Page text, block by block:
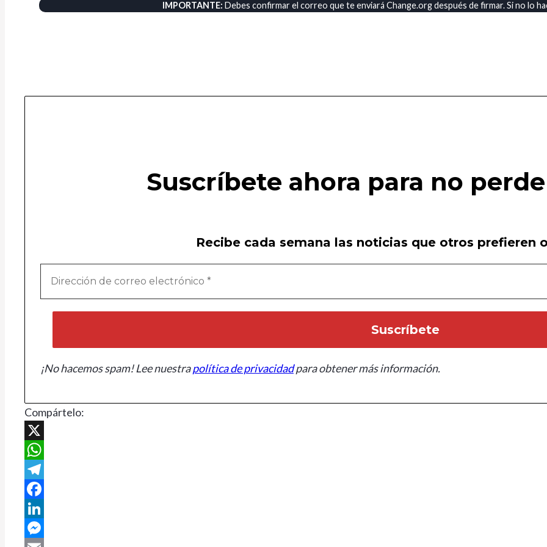
IMPORTANTE: Debes confirmar el correo que te enviará Change.org después de firmar. Si no lo
Suscríbete ahora para no
Recibe cada semana las noticias que otros prefieren
¡No hacemos spam! Lee nuestrapolítica de privacidadpara obtener más información.
Compártelo:
X
WhatsApp
Telegram
Facebook
LinkedIn